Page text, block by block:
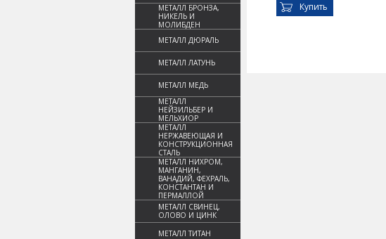
МЕТАЛЛ БРОНЗА,
НИКЕЛЬ И
МОЛИБДЕН
МЕТАЛЛ ДЮРАЛЬ
МЕТАЛЛ ЛАТУНЬ
МЕТАЛЛ МЕДЬ
МЕТАЛЛ
НЕЙЗИЛЬБЕР И
МЕЛЬХИОР
МЕТАЛЛ
НЕРЖАВЕЮЩАЯ И
КОНСТРУКЦИОННАЯ
СТАЛЬ
МЕТАЛЛ НИХРОМ,
МАНГАНИН,
ВАНАДИЙ, ФЕХРАЛЬ,
КОНСТАНТАН И
ПЕРМАЛЛОЙ
МЕТАЛЛ СВИНЕЦ,
ОЛОВО И ЦИНК
МЕТАЛЛ ТИТАН
Купить